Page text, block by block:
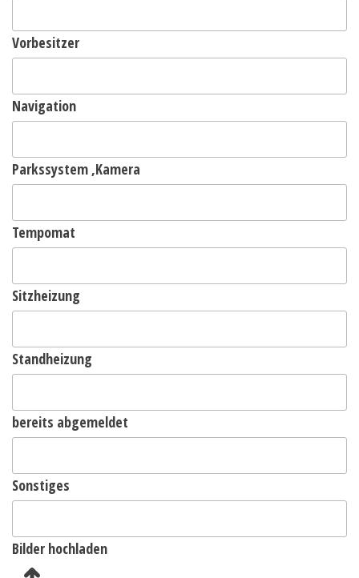
Vorbesitzer
Navigation
Parkssystem ,Kamera
Tempomat
Sitzheizung
Standheizung
bereits abgemeldet
Sonstiges
Bilder hochladen